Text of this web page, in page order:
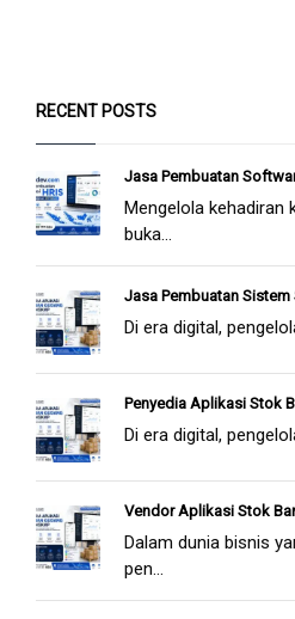
RECENT POSTS
Jasa Pembuatan
Mengelola kehadiran
buka...
Jasa Pembuatan
Di era digital,
Penyedia Aplikasi Stok
Di era digital,
Vendor Aplikasi Stok
Dalam dunia bisnis
pen...